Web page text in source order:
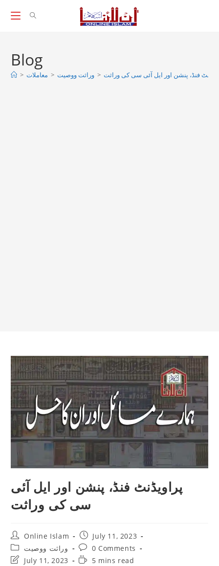
Blog
> معاملات > وراثت ووصيت > فنڈ، پنشن اور ایل آئی سی کی وراثت
پراویڈنٹ فنڈ، پنشن اور ایل آئی
سی کی وراثت
Post
author:
Online Islam
Post
published:
July 11, 2023
Post
category:
وراثت ووصيت
Post
comments:
0 Comments
PostJuly 11, 2023
Reading5 mins read